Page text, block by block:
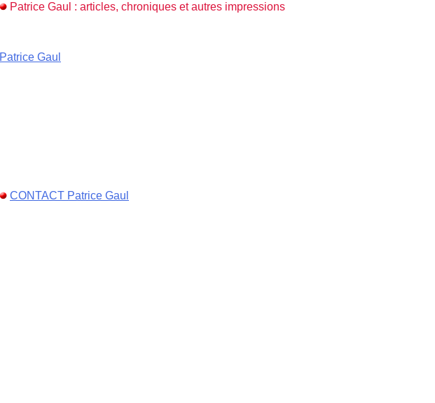
Patrice Gaul : articles, chroniques et autres impressions
Patrice Gaul
CONTACT Patrice Gaul